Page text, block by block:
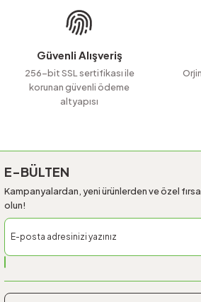
Ürün fiyatı diğer sitelerden daha pahalı.
Bu ürüne benzer farklı alternatifler olmalı.
Güvenli Alışveriş
256-bit SSL sertifikası ile
korunan güvenli ödeme
altyapısı
E-BÜLTEN
Kampanyalardan, yeni ürünlerden ve özel
olun!